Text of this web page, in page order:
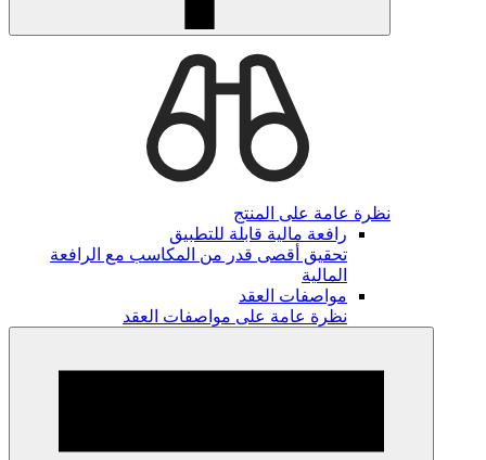
نظرة عامة على المنتج
رافعة مالية قابلة للتطبيق
تحقيق أقصى قدر من المكاسب مع الرافعة
المالية
مواصفات العقد
نظرة عامة على مواصفات العقد